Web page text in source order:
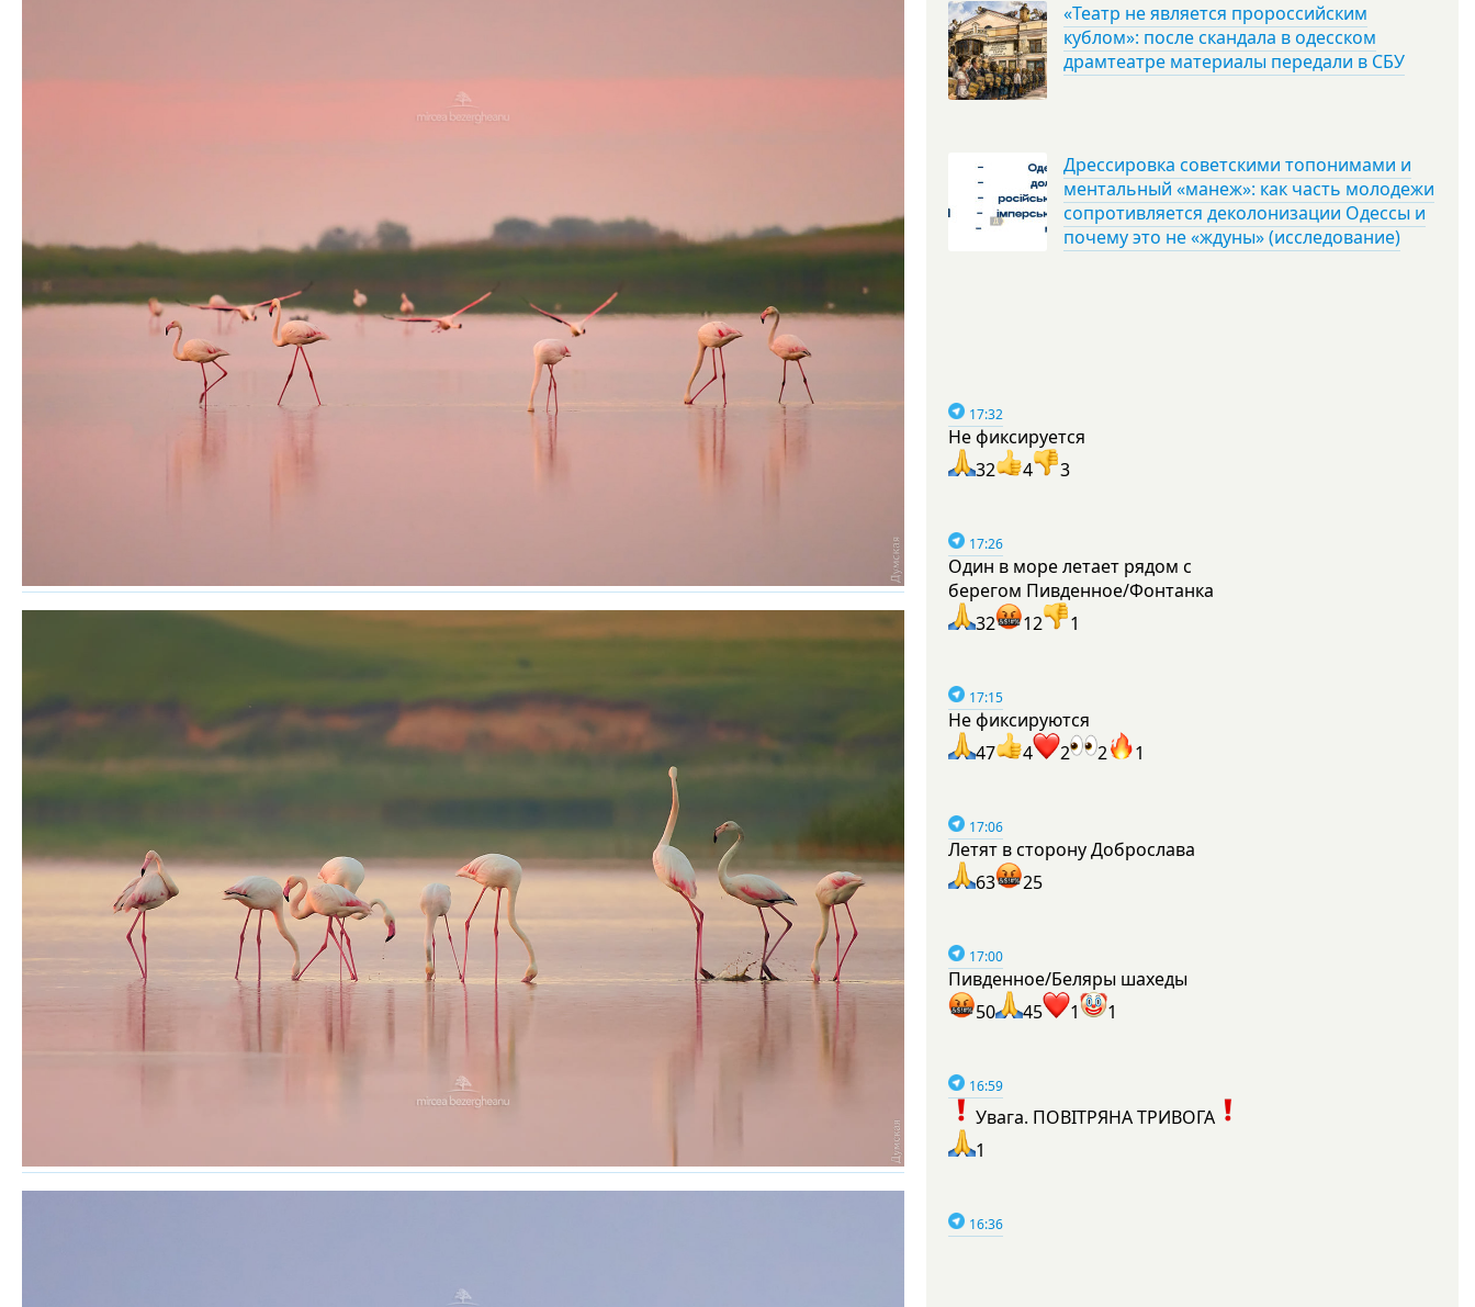
«Театр не является пророссийским
кублом»: после скандала в одесском
драмтеатре материалы передали в СБУ
Дрессировка советскими топонимами и
ментальный «манеж»: как часть молодежи
сопротивляется деколонизации Одессы и
почему это не «ждуны» (исследование)
17:32
Не фиксируется
32
4 3
17:26
Один в море летает рядом с
берегом Пивденное/Фонтанка
32
12 1
17:15
Не фиксируются
47
4 2 2 1
17:06
Летят в сторону Доброслава
63
25
17:00
Пивденное/Беляры шахеды
50
45 1 1
16:59
Увага. ПОВІТРЯНА ТРИВОГА
1
16:36